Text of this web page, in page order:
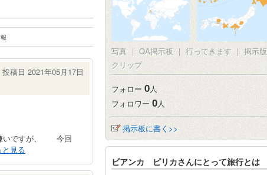
投稿日 2021年05月17日
いですが、 今回
と見る
写真 | QA掲示板 | 行ってきます | 掲示版
クリップ
フォロー 0人
フォロワー 0人
掲示板に書く>>
ビアンカ ピリカさんにとって旅行とは